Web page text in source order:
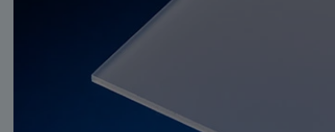
HPL /